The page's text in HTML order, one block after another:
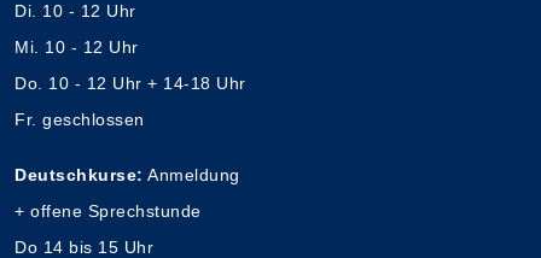
Di. 10 - 12 Uhr
Mi. 10 - 12 Uhr
Do. 10 - 12 Uhr + 14-18 Uhr
Fr. geschlossen
Deutschkurse: Anmeldung
+ offene Sprechstunde
Do 14 bis 15 Uhr